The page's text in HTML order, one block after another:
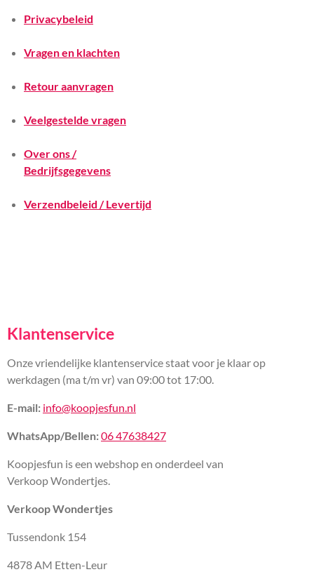
Privacybeleid
Vragen en klachten
Retour aanvragen
Veelgestelde vragen
Over ons /
Bedrijfsgegevens
Verzendbeleid / Levertijd
Klantenservice
Onze vriendelijke klantenservice staat voor je klaar op
werkdagen (ma t/m vr) van 09:00 tot 17:00.
E-mail: info@koopjesfun.nl
WhatsApp/Bellen:06 47638427
Koopjesfun is een webshop en onderdeel van
Verkoop Wondertjes.
Verkoop Wondertjes
Tussendonk 154
4878 AM Etten-Leur